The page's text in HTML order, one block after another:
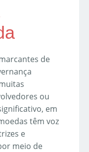
de
ou
em
têm voz
e
meio de